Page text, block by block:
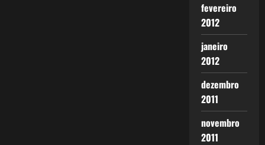
fevereiro
2012
janeiro
2012
dezembro
2011
novembro
2011